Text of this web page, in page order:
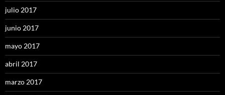
julio 2017
junio 2017
mayo 2017
abril 2017
marzo 2017